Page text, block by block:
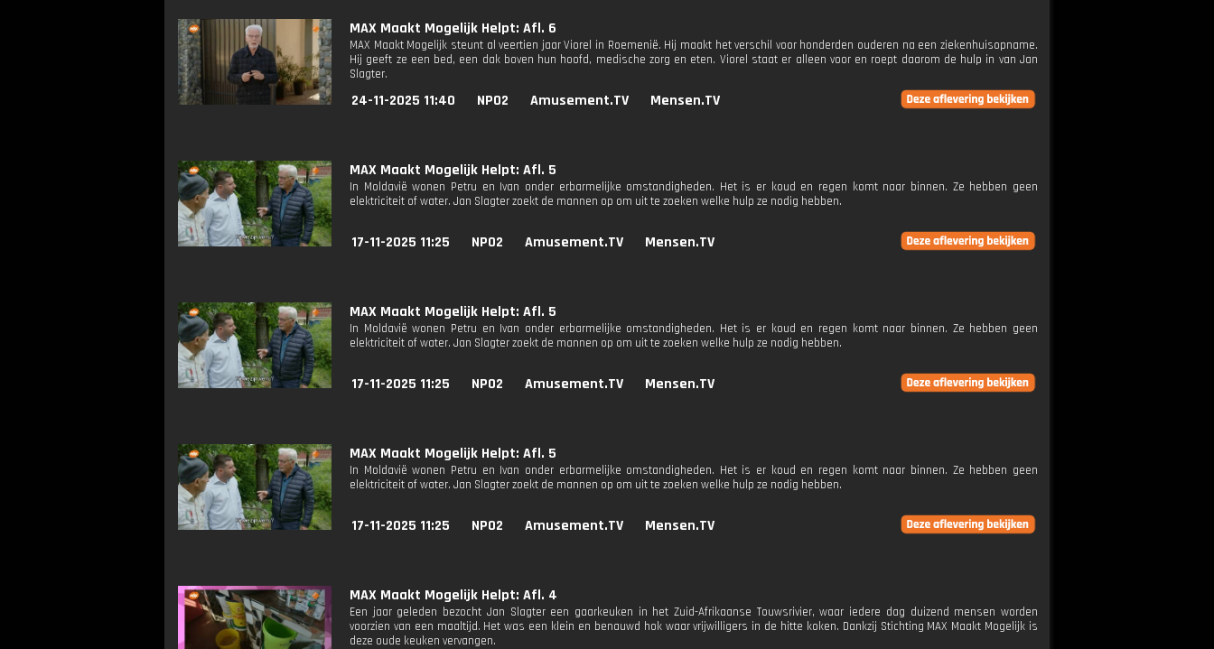
MAX Maakt Mogelijk Helpt: Afl. 6
MAX Maakt Mogelijk steunt al veertien jaar Viorel in Roemenië. Hij maakt het verschil voor honderden ouderen na een ziekenhuisopname.
Hij geeft ze een bed, een dak boven hun hoofd, medische zorg en eten. Viorel staat er alleen voor en roept daarom de hulp in van Jan
Slagter.
24-11-2025 11:40 NPO2 Amusement.TV Mensen.TV
MAX Maakt Mogelijk Helpt: Afl. 5
In Moldavië wonen Petru en Ivan onder erbarmelijke omstandigheden. Het is er koud en regen komt naar binnen. Ze hebben geen
elektriciteit of water. Jan Slagter zoekt de mannen op om uit te zoeken welke hulp ze nodig hebben.
17-11-2025 11:25 NPO2 Amusement.TV Mensen.TV
MAX Maakt Mogelijk Helpt: Afl. 5
In Moldavië wonen Petru en Ivan onder erbarmelijke omstandigheden. Het is er koud en regen komt naar binnen. Ze hebben geen
elektriciteit of water. Jan Slagter zoekt de mannen op om uit te zoeken welke hulp ze nodig hebben.
17-11-2025 11:25 NPO2 Amusement.TV Mensen.TV
MAX Maakt Mogelijk Helpt: Afl. 5
In Moldavië wonen Petru en Ivan onder erbarmelijke omstandigheden. Het is er koud en regen komt naar binnen. Ze hebben geen
elektriciteit of water. Jan Slagter zoekt de mannen op om uit te zoeken welke hulp ze nodig hebben.
17-11-2025 11:25 NPO2 Amusement.TV Mensen.TV
MAX Maakt Mogelijk Helpt: Afl. 4
Een jaar geleden bezocht Jan Slagter een gaarkeuken in het Zuid-Afrikaanse Touwsrivier, waar iedere dag duizend mensen worden
voorzien van een maaltijd. Het was een klein en benauwd hok waar vrijwilligers in de hitte koken. Dankzij Stichting MAX Maakt Mogelijk is
deze oude keuken vervangen.